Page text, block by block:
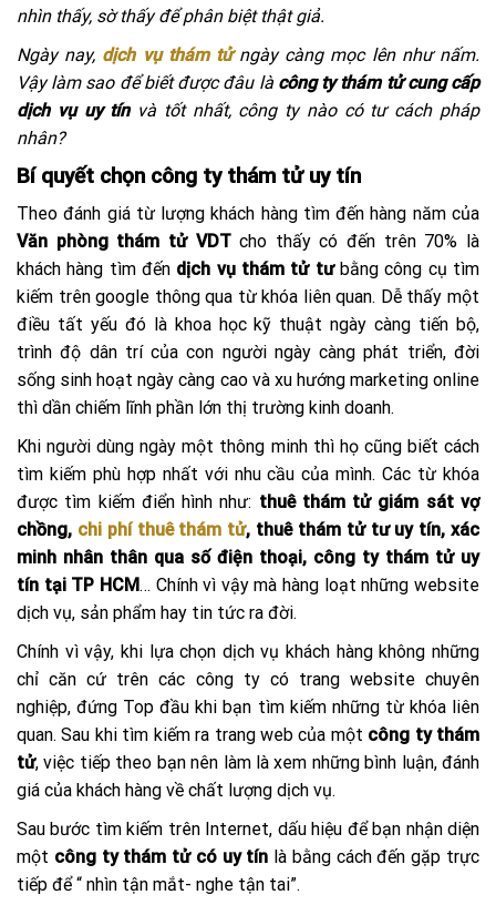
nhìn thấy, sờ thấy để phân biệt thật giả.
Ngày nay, dịch vụ thám tửngày càng mọc lên như nấm.
Vậy làm sao để biết được đâu là công ty thám tử cung cấp
dịch vụ uy tínvà tốt nhất, công ty nào có tư cách pháp
nhân?
Bí quyết chọn công ty thám tử uy tín
Theo đánh giá từ lượng khách hàng tìm đến hàng năm của
Văn phòng thám tử VDTcho thấy có đến trên 70% là
khách hàng tìm đến dịch vụ thám tử tưbằng công cụ tìm
kiếm trên google thông qua từ khóa liên quan. Dễ thấy một
điều tất yếu đó là khoa học kỹ thuật ngày càng tiến bộ,
trình độ dân trí của con người ngày càng phát triển, đời
sống sinh hoạt ngày càng cao và xu hướng marketing online
thì dần chiếm lĩnh phần lớn thị trường kinh doanh.
Khi người dùng ngày một thông minh thì họ cũng biết cách
tìm kiếm phù hợp nhất với nhu cầu của mình. Các từ khóa
được tìm kiếm điển hình như: thuê thám tử giám sát vợ
chồng, chi phí thuê thám tử, thuê thám tử tư uy tín, xác
minh nhân thân qua số điện thoại, công ty thám tử uy
tín tại TP HCM… Chính vì vậy mà hàng loạt những website
dịch vụ, sản phẩm hay tin tức ra đời.
Chính vì vậy, khi lựa chọn dịch vụ khách hàng không những
chỉ căn cứ trên các công ty có trang website chuyên
nghiệp, đứng Top đầu khi bạn tìm kiếm những từ khóa liên
quan. Sau khi tìm kiếm ra trang web của một công ty thám
tử, việc tiếp theo bạn nên làm là xem những bình luận, đánh
giá của khách hàng về chất lượng dịch vụ.
Sau bước tìm kiếm trên Internet, dấu hiệu để bạn nhận diện
một công ty thám tử có uy tín là bằng cách đến gặp trực
tiếp để “ nhìn tận mắt- nghe tận tai”.